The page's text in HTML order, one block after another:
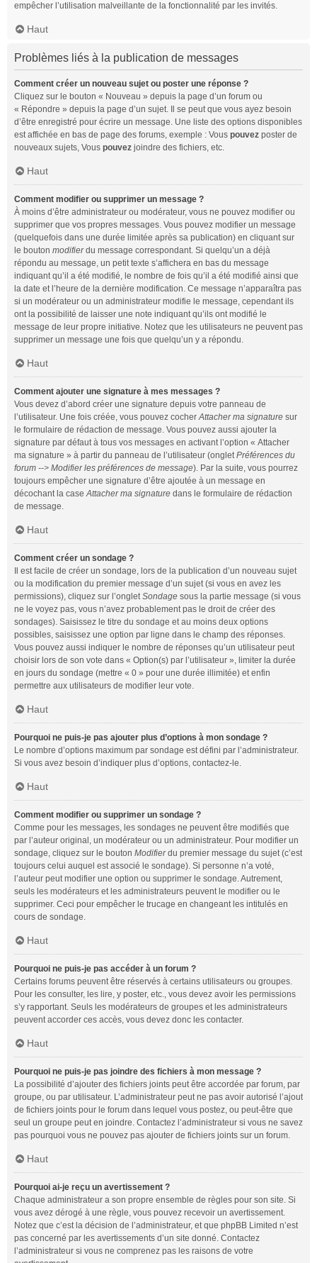
empêcher l’utilisation malveillante de la fonctionnalité par les invités.
Haut
Problèmes liés à la publication de messages
Comment créer un nouveau sujet ou poster une réponse ?
Cliquez sur le bouton « Nouveau » depuis la page d’un forum ou
« Répondre » depuis la page d’un sujet. Il se peut que vous ayez besoin
d’être enregistré pour écrire un message. Une liste des options disponibles
est affichée en bas de page des forums, exemple : Vous pouvez poster de
nouveaux sujets, Vous pouvez joindre des fichiers, etc.
Haut
Comment modifier ou supprimer un message ?
À moins d’être administrateur ou modérateur, vous ne pouvez modifier ou
supprimer que vos propres messages. Vous pouvez modifier un message
(quelquefois dans une durée limitée après sa publication) en cliquant sur
le bouton modifierdu message correspondant. Si quelqu’un a déjà
répondu au message, un petit texte s’affichera en bas du message
indiquant qu’il a été modifié, le nombre de fois qu’il a été modifié ainsi que
la date et l’heure de la dernière modification. Ce message n’apparaîtra pas
si un modérateur ou un administrateur modifie le message, cependant ils
ont la possibilité de laisser une note indiquant qu’ils ont modifié le
message de leur propre initiative. Notez que les utilisateurs ne peuvent pas
supprimer un message une fois que quelqu’un y a répondu.
Haut
Comment ajouter une signature à mes messages ?
Vous devez d’abord créer une signature depuis votre panneau de
l’utilisateur. Une fois créée, vous pouvez cocherAttacher ma signature sur
le formulaire de rédaction de message. Vous pouvez aussi ajouter la
signature par défaut à tous vos messages en activant l’option « Attacher
ma signature » à partir du panneau de l’utilisateur (ongletPréférences du
forum --> Modifier les préférences de message). Par la suite, vous pourrez
toujours empêcher une signature d’être ajoutée à un message en
décochant la caseAttacher ma signature dans le formulaire de rédaction
de message.
Haut
Comment créer un sondage ?
Il est facile de créer un sondage, lors de la publication d’un nouveau sujet
ou la modification du premier message d’un sujet (si vous en avez les
permissions), cliquez sur l’ongletSondage sous la partie message (si vous
ne le voyez pas, vous n’avez probablement pas le droit de créer des
sondages). Saisissez le titre du sondage et au moins deux options
possibles, saisissez une option par ligne dans le champ des réponses.
Vous pouvez aussi indiquer le nombre de réponses qu’un utilisateur peut
choisir lors de son vote dans « Option(s) par l’utilisateur », limiter la durée
en jours du sondage (mettre « 0 » pour une durée illimitée) et enfin
permettre aux utilisateurs de modifier leur vote.
Haut
Pourquoi ne puis-je pas ajouter plus d’options à mon sondage ?
Le nombre d’options maximum par sondage est défini par l’administrateur.
Si vous avez besoin d’indiquer plus d’options, contactez-le.
Haut
Comment modifier ou supprimer un sondage ?
Comme pour les messages, les sondages ne peuvent être modifiés que
par l’auteur original, un modérateur ou un administrateur. Pour modifier un
sondage, cliquez sur le bouton Modifierdu premier message du sujet (c’est
toujours celui auquel est associé le sondage). Si personne n’a voté,
l’auteur peut modifier une option ou supprimer le sondage. Autrement,
seuls les modérateurs et les administrateurs peuvent le modifier ou le
supprimer. Ceci pour empêcher le trucage en changeant les intitulés en
cours de sondage.
Haut
Pourquoi ne puis-je pas accéder à un forum ?
Certains forums peuvent être réservés à certains utilisateurs ou groupes.
Pour les consulter, les lire, y poster, etc., vous devez avoir les permissions
s’y rapportant. Seuls les modérateurs de groupes et les administrateurs
peuvent accorder ces accès, vous devez donc les contacter.
Haut
Pourquoi ne puis-je pas joindre des fichiers à mon message ?
La possibilité d’ajouter des fichiers joints peut être accordée par forum, par
groupe, ou par utilisateur. L’administrateur peut ne pas avoir autorisé l’ajout
de fichiers joints pour le forum dans lequel vous postez, ou peut-être que
seul un groupe peut en joindre. Contactez l’administrateur si vous ne savez
pas pourquoi vous ne pouvez pas ajouter de fichiers joints sur un forum.
Haut
Pourquoi ai-je reçu un avertissement ?
Chaque administrateur a son propre ensemble de règles pour son site. Si
vous avez dérogé à une règle, vous pouvez recevoir un avertissement.
Notez que c’est la décision de l’administrateur, et que phpBB Limited n’est
pas concerné par les avertissements d’un site donné. Contactez
l’administrateur si vous ne comprenez pas les raisons de votre